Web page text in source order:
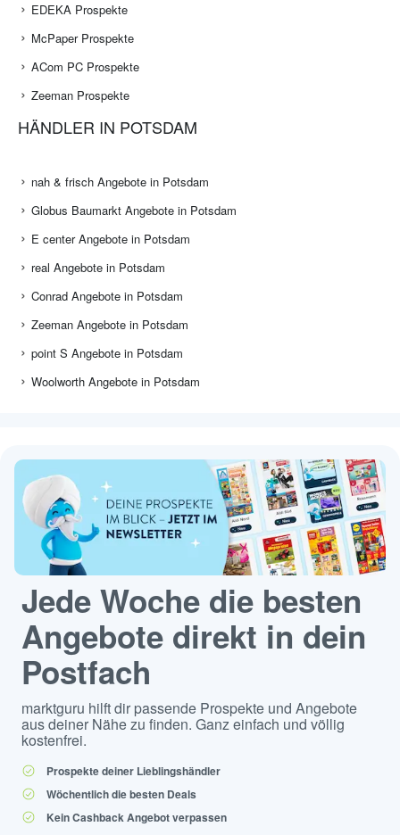
EDEKA Prospekte
McPaper Prospekte
ACom PC Prospekte
Zeeman Prospekte
HÄNDLER IN POTSDAM
nah & frisch Angebote in Potsdam
Globus Baumarkt Angebote in Potsdam
E center Angebote in Potsdam
real Angebote in Potsdam
Conrad Angebote in Potsdam
Zeeman Angebote in Potsdam
point S Angebote in Potsdam
Woolworth Angebote in Potsdam
Jede Woche die besten
Angebote direkt in dein
Postfach
marktguru hilft dir passende Prospekte und Angebote
aus deiner Nähe zu finden. Ganz einfach und völlig
kostenfrei.
Prospekte deiner Lieblingshändler
Wöchentlich die besten Deals
Kein Cashback Angebot verpassen